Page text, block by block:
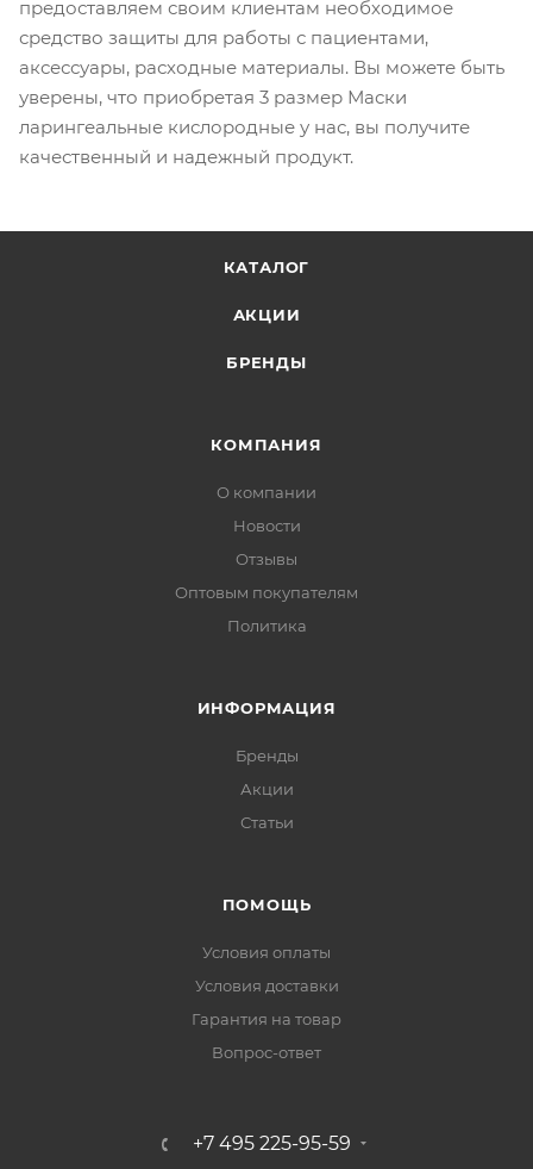
предоставляем своим клиентам необходимое
средство защиты для работы с пациентами,
аксессуары, расходные материалы. Вы можете быть
уверены, что приобретая 3 размер Маски
ларингеальные кислородные у нас, вы получите
качественный и надежный продукт.
КАТАЛОГ
АКЦИИ
БРЕНДЫ
КОМПАНИЯ
О компании
Новости
Отзывы
Оптовым покупателям
Политика
ИНФОРМАЦИЯ
Бренды
Акции
Статьи
ПОМОЩЬ
Условия оплаты
Условия доставки
Гарантия на товар
Вопрос-ответ
+7 495 225-95-59